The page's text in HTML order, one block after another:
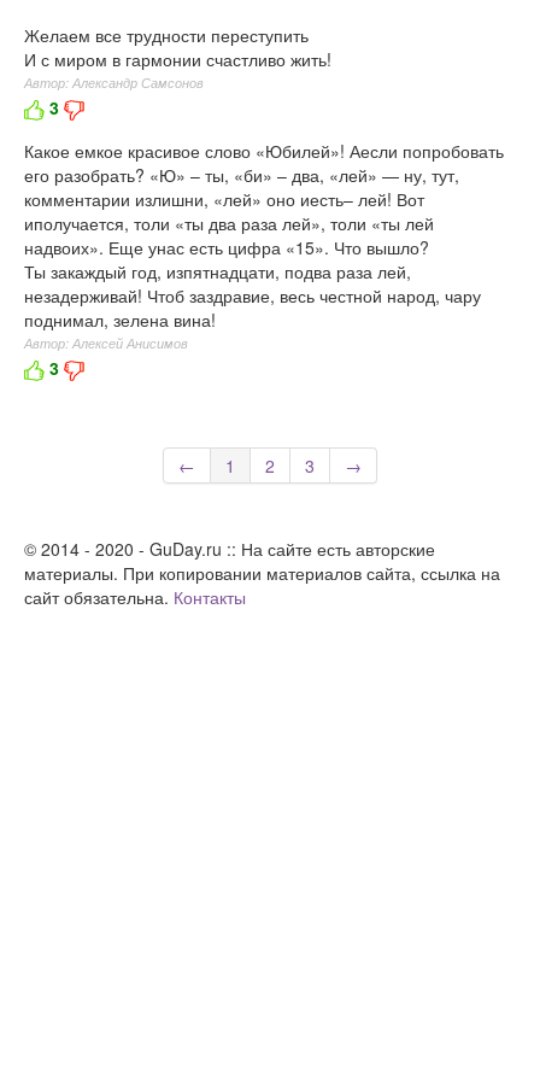
Желаем все трудности переступить
И с миром в гармонии счастливо жить!
Автор: Александр Самсонов
3
Какое емкое красивое слово «Юбилей»! Аесли попробовать
его разобрать? «Ю» – ты, «би» – два, «лей» — ну, тут,
комментарии излишни, «лей» оно иесть– лей! Вот
иполучается, толи «ты два раза лей», толи «ты лей
надвоих». Еще унас есть цифра «15». Что вышло?
Ты закаждый год, изпятнадцати, подва раза лей,
незадерживай! Чтоб заздравие, весь честной народ, чару
поднимал, зелена вина!
Автор: Алексей Анисимов
3
← 1 2 3 →
© 2014 - 2020 - GuDay.ru :: На сайте есть авторские
материалы. При копировании материалов сайта, ссылка на
сайт обязательна. Контакты